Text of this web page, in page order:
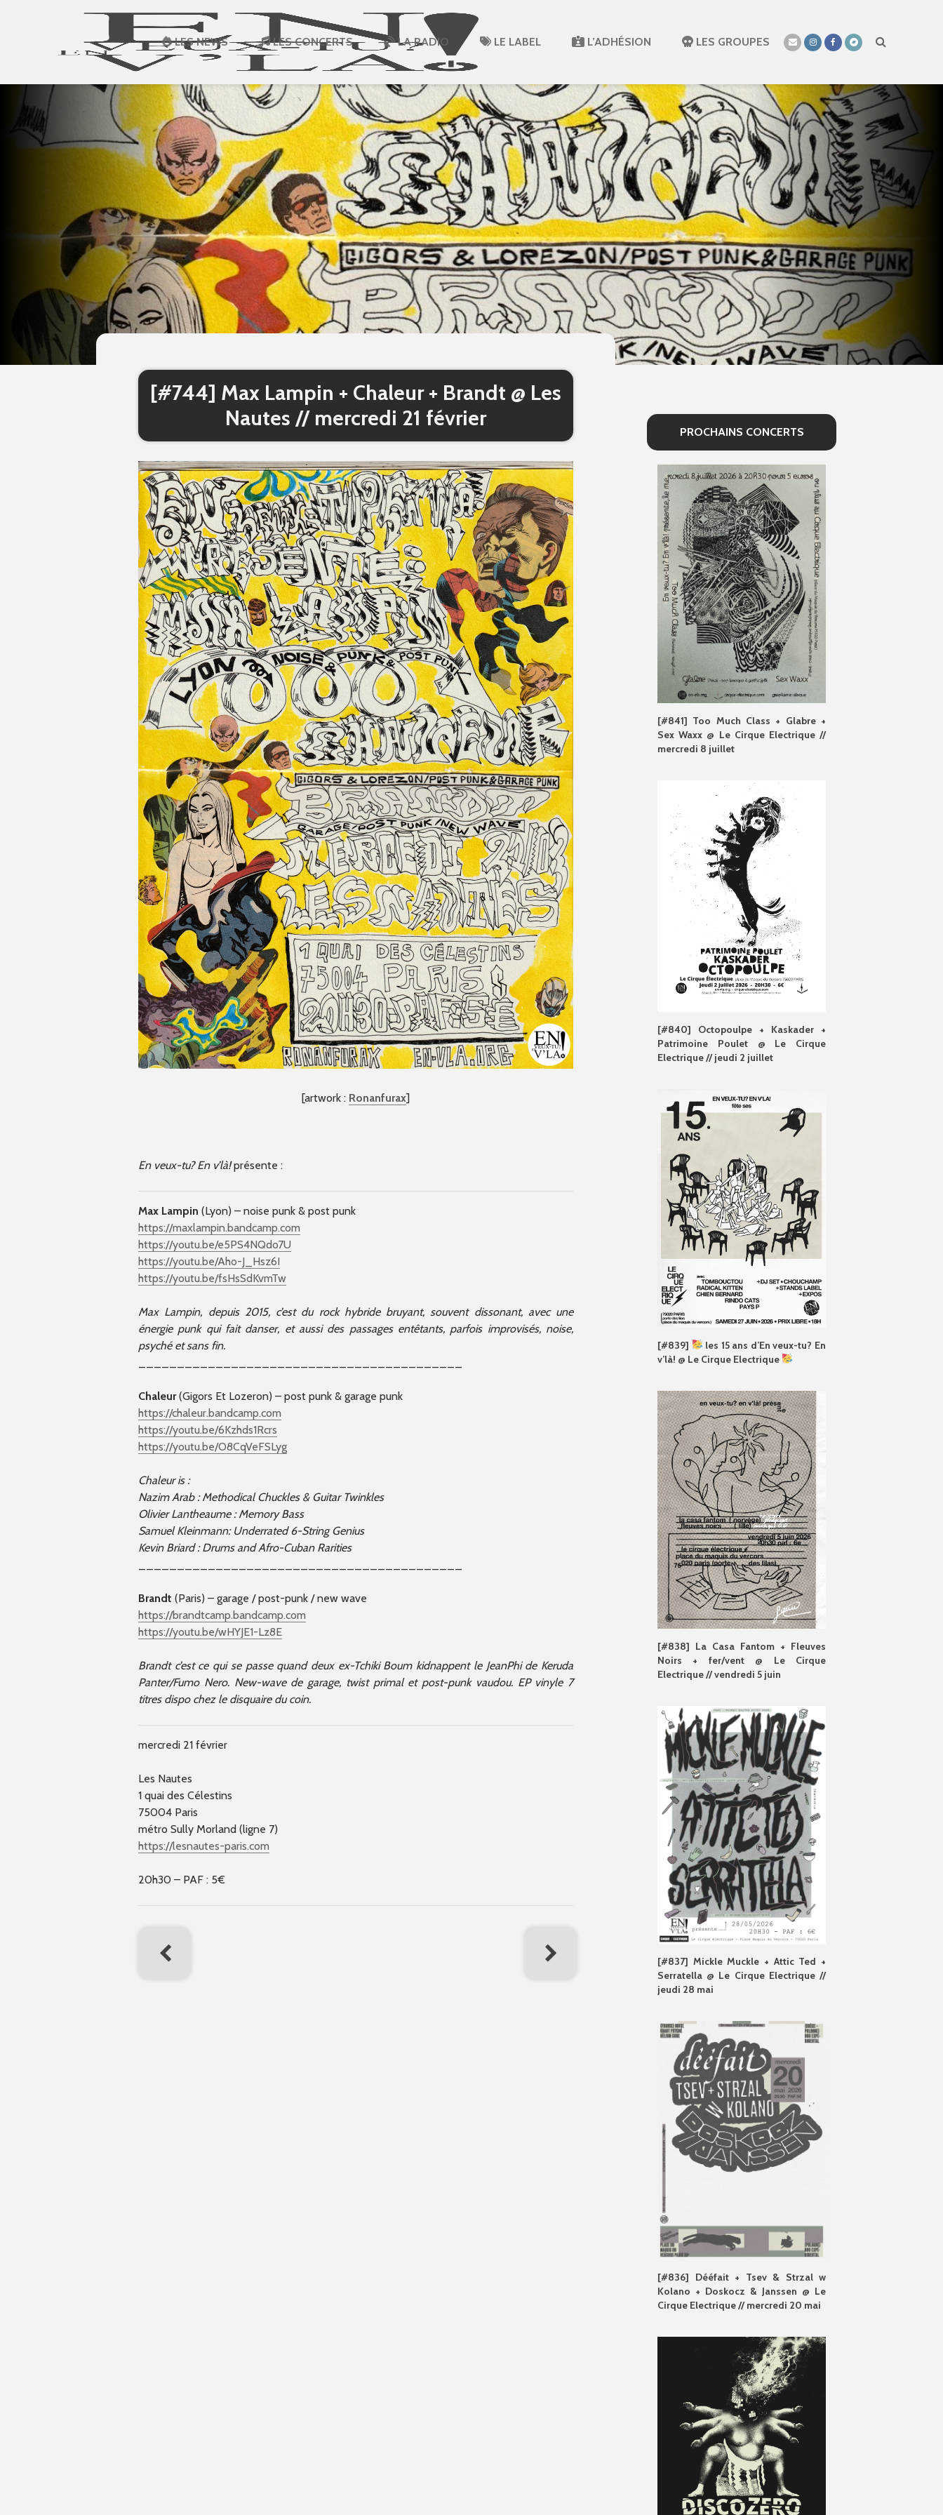
LES NEWS LES CONCERTS LA RADIO LE LABEL L’ADHÉSION LES GROUPES
[#744] Max Lampin + Chaleur + Brandt @ Les
Nautes // mercredi 21 février
[artwork : Ronanfurax]
En veux-tu? En v’là!présente :
Max Lampin (Lyon) – noise punk & post punk
https://maxlampin.bandcamp.com
https://youtu.be/e5PS4NQdo7U
https://youtu.be/Aho-J_Hsz6I
https://youtu.be/fsHsSdKvmTw
Max Lampin, depuis 2015, c’est du rock hybride bruyant, souvent dissonant, avec une
énergie punk qui fait danser, et aussi des passages entêtants, parfois improvisés, noise,
psyché et sans fin.
Chaleur(Gigors Et Lozeron) – post punk & garage punk
https://chaleur.bandcamp.com
https://youtu.be/6Kzhds1Rcrs
https://youtu.be/O8CqVeFSLyg
Chaleur is :
Nazim Arab : Methodical Chuckles & Guitar Twinkles
Olivier Lantheaume : Memory Bass
Samuel Kleinmann: Underrated 6-String Genius
Kevin Briard : Drums and Afro-Cuban Rarities
Brandt (Paris) – garage / post-punk / new wave
https://brandtcamp.bandcamp.com
https://youtu.be/wHYJE1-Lz8E
Brandt c’est ce qui se passe quand deux ex-Tchiki Boum kidnappent le JeanPhi de Keruda
Panter/Fumo Nero. New-wave de garage, twist primal et post-punk vaudou. EP vinyle 7
titres dispo chez le disquaire du coin.
mercredi 21 février
Les Nautes
1 quai des Célestins
75004 Paris
métro Sully Morland (ligne 7)
https://lesnautes-paris.com
20h30 – PAF : 5€
PROCHAINS CONCERTS
[#841] Too Much Class + Glabre +
Sex Waxx @ Le Cirque Electrique //
mercredi 8 juillet
[#840] Octopoulpe + Kaskader +
Patrimoine Poulet @ Le Cirque
Electrique // jeudi 2 juillet
[#839]
les 15 ans d’En veux-tu? En
v’là! @ Le Cirque Electrique
[#838] La Casa Fantom + Fleuves
Noirs + fer/vent @ Le Cirque
Electrique // vendredi 5 juin
[#837] Mickle Muckle + Attic Ted +
Serratella @ Le Cirque Electrique //
jeudi 28 mai
[#836] Dééfait + Tsev & Strzal w
Kolano + Doskocz & Janssen @ Le
Cirque Electrique // mercredi 20 mai